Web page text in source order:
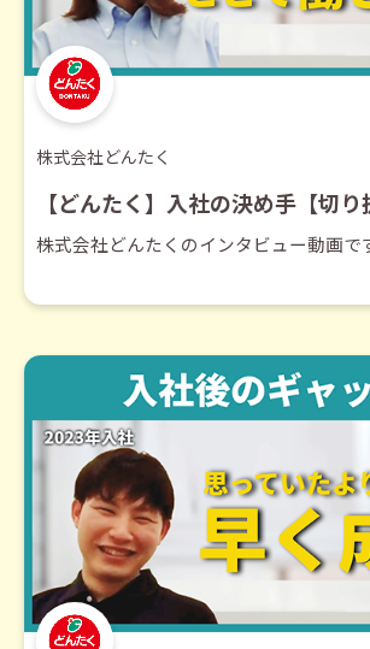
株式会社どんたく
【どんたく】入社の決め手【切り
株式会社どんたくのインタビュー動画で